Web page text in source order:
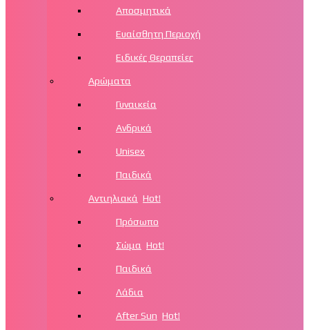
Αποσμητικά
Ευαίσθητη Περιοχή
Ειδικές Θεραπείες
Αρώματα
Γυναικεία
Ανδρικά
Unisex
Παιδικά
Αντιηλιακά Hot!
Πρόσωπο
Σώμα Hot!
Παιδικά
Λάδια
After Sun Hot!